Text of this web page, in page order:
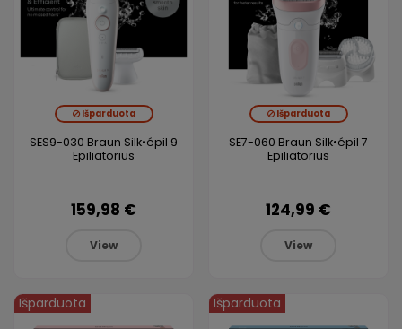
Išparduota
SES9-030 Braun Silk•épil 9
Epiliatorius
159,98 €
View
Išparduota
SE7-060 Braun Silk•épil 7
Epiliatorius
124,99 €
View
Išparduota Išparduota